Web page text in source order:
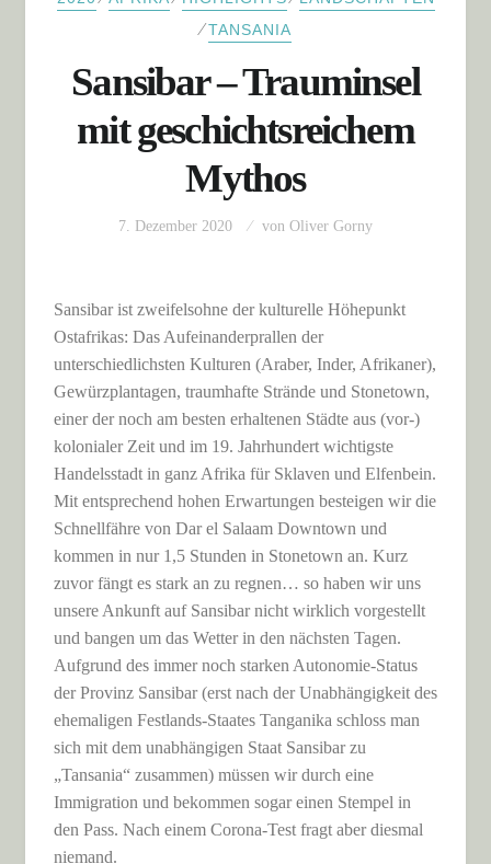
⁄TANSANIA
Sansibar – Trauminsel
mit geschichtsreichem
Mythos
7. Dezember 2020 von Oliver Gorny
Sansibar ist zweifelsohne der kulturelle Höhepunkt
Ostafrikas: Das Aufeinanderprallen der
unterschiedlichsten Kulturen (Araber, Inder, Afrikaner),
Gewürzplantagen, traumhafte Strände und Stonetown,
einer der noch am besten erhaltenen Städte aus (vor-)
kolonialer Zeit und im 19. Jahrhundert wichtigste
Handelsstadt in ganz Afrika für Sklaven und Elfenbein.
Mit entsprechend hohen Erwartungen besteigen wir die
Schnellfähre von Dar el Salaam Downtown und
kommen in nur 1,5 Stunden in Stonetown an. Kurz
zuvor fängt es stark an zu regnen… so haben wir uns
unsere Ankunft auf Sansibar nicht wirklich vorgestellt
und bangen um das Wetter in den nächsten Tagen.
Aufgrund des immer noch starken Autonomie-Status
der Provinz Sansibar (erst nach der Unabhängigkeit des
ehemaligen Festlands-Staates Tanganika schloss man
sich mit dem unabhängigen Staat Sansibar zu
„Tansania“ zusammen) müssen wir durch eine
Immigration und bekommen sogar einen Stempel in
den Pass. Nach einem Corona-Test fragt aber diesmal
niemand.